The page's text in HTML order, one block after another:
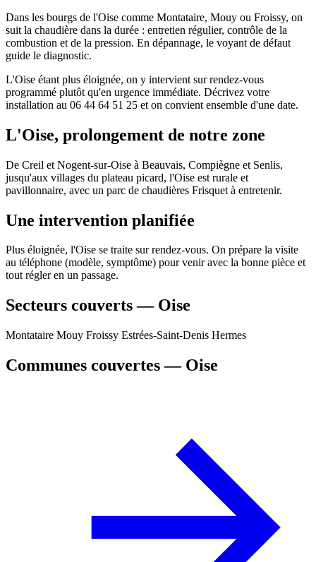
Dans les bourgs de l'Oise comme Montataire, Mouy ou Froissy, on
suit la chaudière dans la durée : entretien régulier, contrôle de la
combustion et de la pression. En dépannage, le voyant de défaut
guide le diagnostic.
L'Oise étant plus éloignée, on y intervient sur rendez-vous
programmé plutôt qu'en urgence immédiate. Décrivez votre
installation au 06 44 64 51 25 et on convient ensemble d'une date.
L'Oise, prolongement de notre zone
De Creil et Nogent-sur-Oise à Beauvais, Compiègne et Senlis,
jusqu'aux villages du plateau picard, l'Oise est rurale et
pavillonnaire, avec un parc de chaudières Frisquet à entretenir.
Une intervention planifiée
Plus éloignée, l'Oise se traite sur rendez-vous. On prépare la visite
au téléphone (modèle, symptôme) pour venir avec la bonne pièce et
tout régler en un passage.
Secteurs couverts — Oise
Montataire Mouy Froissy Estrées-Saint-Denis Hermes
Communes couvertes — Oise